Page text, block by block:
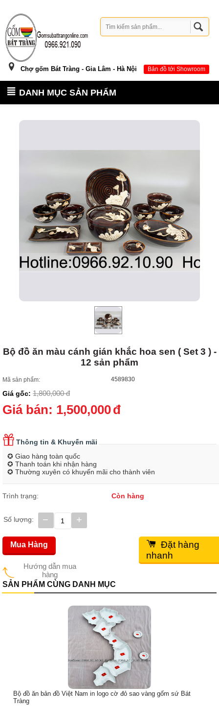
Chợ gốm Bát Tràng - Gia Lâm - Hà Nội Bản đồ tới Showroom
DANH MỤC SẢN PHẨM
Bộ đồ ăn màu cánh gián khắc hoa sen ( Set 3 ) -
12 sản phẩm
Mã sản phẩm: 4589830
Giá gốc: 1,800,000 đ
Giá bán: 1,500,000đ
Thông tin & Khuyến mãi
✪ Giao hàng toàn quốc
✪ Thanh toán khi nhận hàng
✪ Thường xuyên có khuyến mãi cho thành viên
Trình trạng: Còn hàng
Số lượng: +
−
Hướng dẫn mua
hàng
Mua Hàng
Đặt hàng
nhanh
SẢN PHẨM CÙNG DANH MỤC
Bộ đồ ăn bản đồ Việt Nam in logo cờ đỏ sao vàng gốm sứ Bát
Tràng